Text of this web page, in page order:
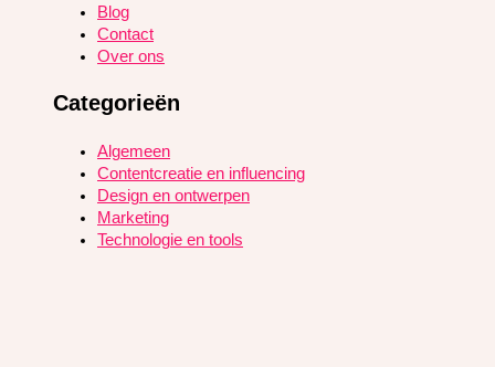
Blog
Contact
Over ons
Categorieën
Algemeen
Contentcreatie en influencing
Design en ontwerpen
Marketing
Technologie en tools